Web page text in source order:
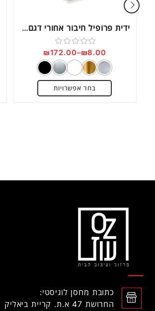
ידית פרופיל חיבור אחורי דגם AL96
דורג
0
מתוך
5
₪8.00
–
₪172.00
בחר אפשרויות
כתובת מחסן לוגיסטי:
החרושת 47 א.ת. קריית ביאליק